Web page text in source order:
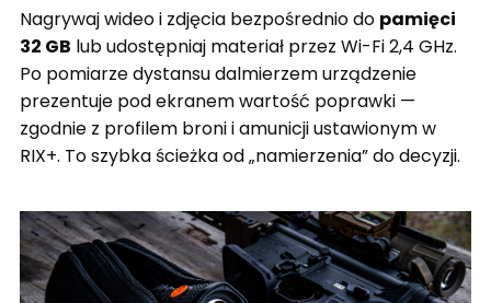
Nagrywaj wideo i zdjęcia bezpośrednio do pamięci
32 GB lub udostępniaj materiał przez Wi-Fi 2,4 GHz.
Po pomiarze dystansu dalmierzem urządzenie
prezentuje pod ekranem wartość poprawki —
zgodnie z profilem broni i amunicji ustawionym w
RIX+. To szybka ścieżka od „namierzenia” do decyzji.